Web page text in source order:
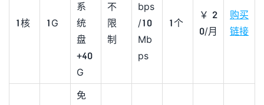
1核 1G
系
统
盘
+40
G
不
限
制
bps
/10
Mb
ps
1个
￥2
0/月
购买
链接
免